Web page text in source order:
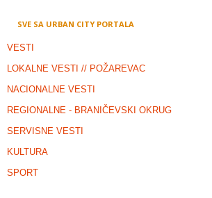
SVE SA URBAN CITY PORTALA
VESTI
LOKALNE VESTI // POŽAREVAC
NACIONALNE VESTI
REGIONALNE - BRANIČEVSKI OKRUG
SERVISNE VESTI
KULTURA
SPORT